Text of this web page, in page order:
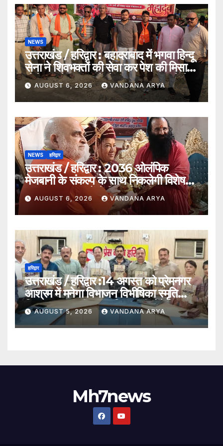
NEWS
उत्तराखंड / हरिद्वार : बहादराबाद में भगवा हिन्दू
सेना ने शिवभक्तों की सेवा कर पेश की मिसाल,
भोलेनाथ के जयकारों से गूंजा वातावरण_देखे
विडिओ !!
AUGUST 6, 2026 VANDANA ARYA
NEWS हरिद्वार
उत्तराखंड / हरिद्वार : 2036 ओलंपिक
मेजबानी के संकल्प के साथ निकलेगी विशेष
कांवड़ यात्रा, संतों ने दिया ‘विजयी भव’ का
आशीर्वाद_देखे विडिओ !!
AUGUST 6, 2026 VANDANA ARYA
हरिद्वार
उत्तराखंड / हरिद्वार :14 अगस्त को प्रेमनगर
आश्रम में मनेगा विभाजन विभीषिका स्मृति
दिवस, मुख्यमंत्री पुष्कर सिंह धामी होंगे मुख्य
अतिथि_देखे विडिओ !!
AUGUST 5, 2026 VANDANA ARYA
Mh7news